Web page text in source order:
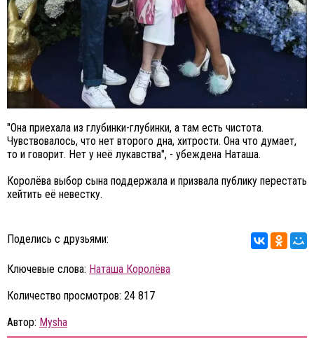
"Она приехала из глубинки-глубинки, а там есть чистота.
Чувствовалось, что нет второго дна, хитрости. Она что думает,
то и говорит. Нет у неё лукавства", - убеждена Наташа.
Королёва выбор сына поддержала и призвала публику перестать
хейтить её невестку.
Поделись с друзьями:
Ключевые слова: Наташа Королёва
Количество просмотров: 24 817
Автор: Mysha